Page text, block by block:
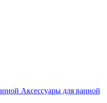
Аксессуары для ванной